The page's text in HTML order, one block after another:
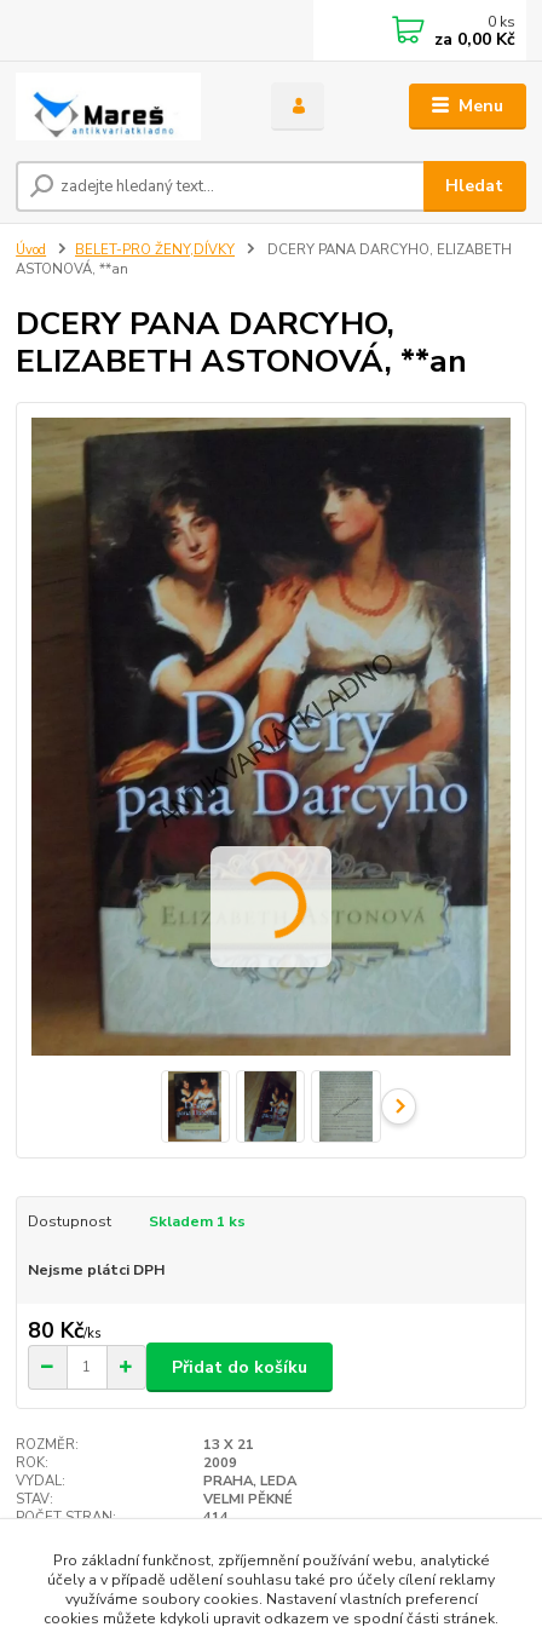
Menu
Hledat
0 ks
za 0,00 Kč
Úvod BELET-PRO ŽENY,DÍVKY
DCERY PANA DARCYHO, ELIZABETH
ASTONOVÁ, **an
DCERY PANA DARCYHO,
ELIZABETH ASTONOVÁ, **an
Dostupnost Skladem 1 ks
Nejsme plátci DPH
80 Kč/ks
Přidat do košíku
ROZMĚR:
13 X 21
ROK:
2009
VYDAL:
PRAHA, LEDA
STAV:
VELMI PĚKNÉ
POČET STRAN:
414
Hlídat cenu / dostupnost
Pro základní funkčnost, zpříjemnění používání webu, analytické
účely a v případě udělení souhlasu také pro účely cílení reklamy
využíváme soubory cookies. Nastavení vlastních preferencí
cookies můžete kdykoli upravit odkazem ve spodní části stránek.